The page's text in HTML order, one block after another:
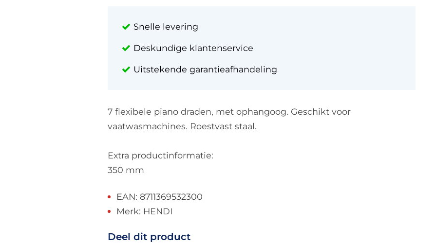
Snelle levering
Deskundige klantenservice
Uitstekende garantieafhandeling
7 flexibele piano draden, met ophangoog. Geschikt voor
vaatwasmachines. Roestvast staal.
Extra productinformatie:
350 mm
EAN: 8711369532300
Merk: HENDI
Deel dit product